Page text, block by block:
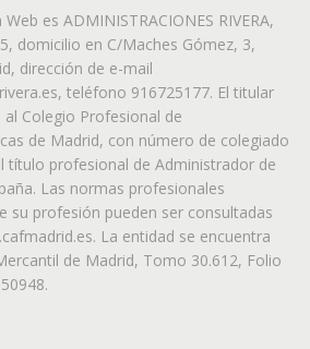
es ADMINISTRACIONES RIVERA,
domicilio en C/Maches Gómez, 3,
dirección de e-mail
teléfono 916725177. El titular
Colegio Profesional de
de Madrid, con número de colegiado
título profesional de Administrador de
Las normas profesionales
su profesión pueden ser consultadas
La entidad se encuentra
de Madrid, Tomo 30.612, Folio